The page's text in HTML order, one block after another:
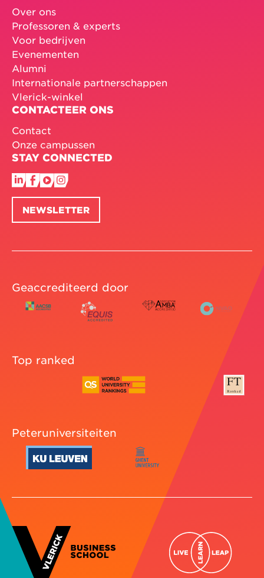
Over ons
Professoren & experts
Voor bedrijven
Evenementen
Alumni
Internationale partnerschappen
Vlerick-winkel
CONTACTEER ONS
Contact
Onze campussen
STAY CONNECTED
NEWSLETTER
Geaccrediteerd door
Top ranked
Peteruniversiteiten